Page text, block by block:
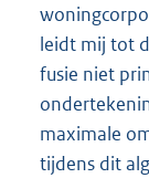
leidt mij tot
fusie niet
maximale
tijdens dit